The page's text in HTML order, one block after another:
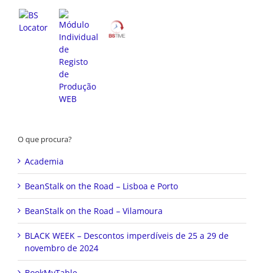
O que procura?
Academia
BeanStalk on the Road – Lisboa e Porto
BeanStalk on the Road – Vilamoura
BLACK WEEK – Descontos imperdíveis de 25 a 29 de
novembro de 2024